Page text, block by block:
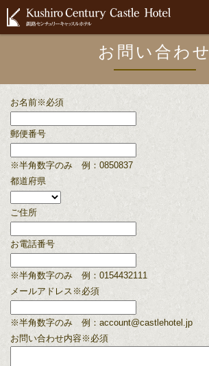
お問い合わせ
お名前※必須
郵便番号
※半角数字のみ 例：0850837
都道府県
ご住所
お電話番号
※半角数字のみ 例：0154432111
メールアドレス ※必須
※半角数字のみ 例：account@castlehotel.jp
お問い合わせ内容※必須